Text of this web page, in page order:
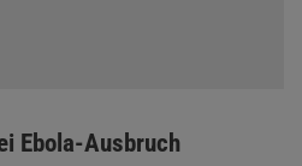
Ebola-Ausbruch